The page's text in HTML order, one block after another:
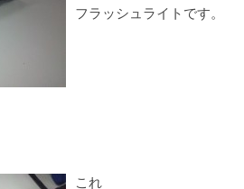
フラッシュライトです。
これ